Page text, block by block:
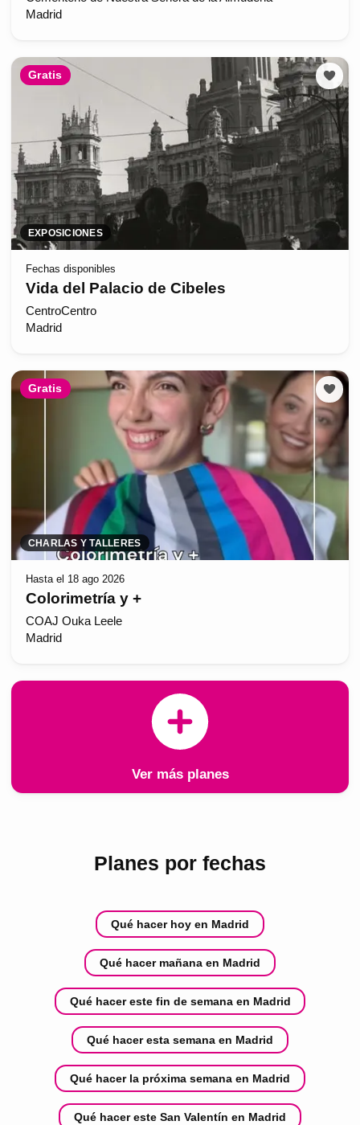
Madrid
Gratis
EXPOSICIONES
Fechas disponibles
Vida del Palacio de Cibeles
CentroCentro
Madrid
Gratis
CHARLAS Y TALLERES
Hasta el 18 ago 2026
Colorimetría y +
COAJ Ouka Leele
Madrid
Ver más planes
Planes por fechas
Qué hacer hoy en Madrid
Qué hacer mañana en Madrid
Qué hacer este fin de semana en Madrid
Qué hacer esta semana en Madrid
Qué hacer la próxima semana en Madrid
Qué hacer este San Valentín en Madrid